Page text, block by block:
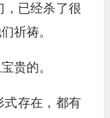
，已经杀了很
祈祷。
贵的。
式存在，都有